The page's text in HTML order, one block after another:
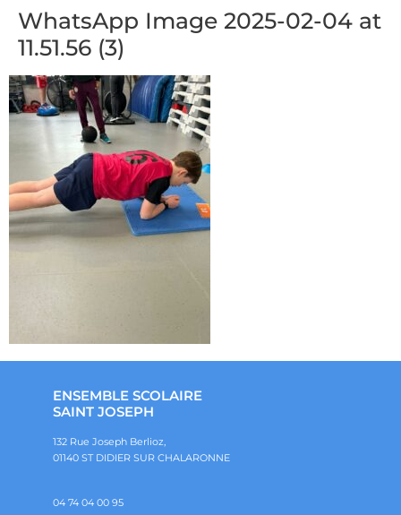
WhatsApp Image 2025-02-04 at
11.51.56 (3)
ENSEMBLE SCOLAIRE
SAINT JOSEPH
132 Rue Joseph Berlioz,
01140 ST DIDIER SUR CHALARONNE
04 74 04 00 95